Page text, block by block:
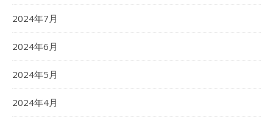
2024年7月
2024年6月
2024年5月
2024年4月